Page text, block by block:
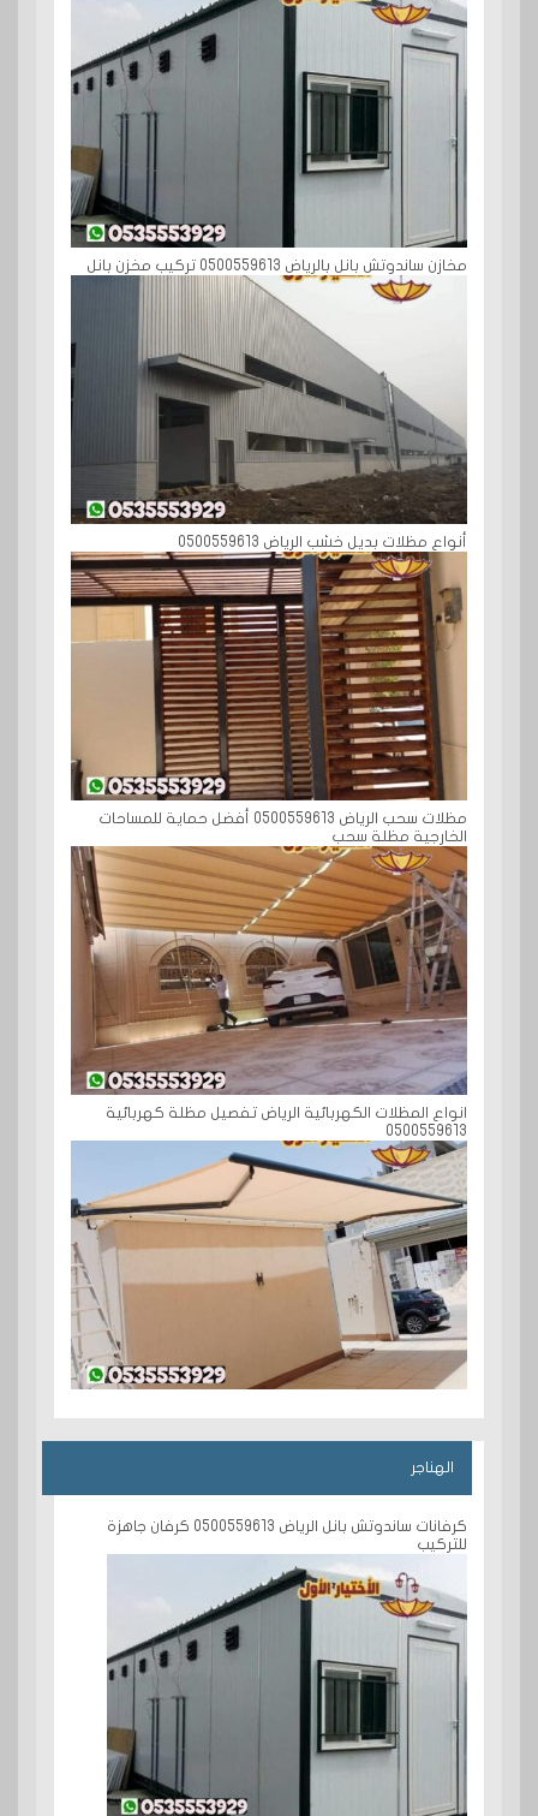
مخازن ساندوتش بانل بالرياض 0500559613 تركيب مخزن بانل
أنواع مظلات بديل خشب الرياض 0500559613
مظلات سحب الرياض 0500559613 أفضل حماية للمساحات
الخارجية مظلة سحب
انواع المظلات الكهربائية الرياض تفصيل مظلة كهربائية
0500559613
الهناجر
كرفانات ساندوتش بانل الرياض 0500559613 كرفان جاهزة
للتركيب